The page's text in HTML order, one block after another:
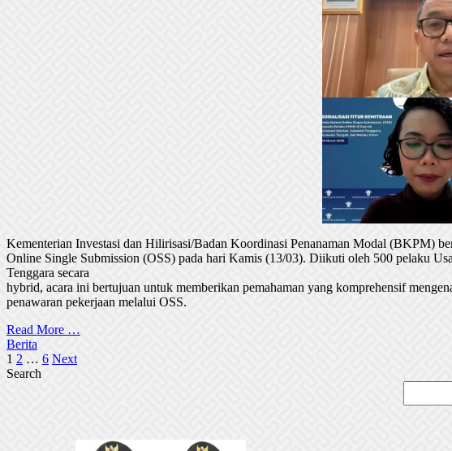
Kementerian Investasi dan Hilirisasi/Badan Koordinasi Penanaman Modal (BKPM)
Online Single Submission (OSS) pada hari Kamis (13/03). Diikuti oleh 500 pelaku
Tenggara secara
hybrid, acara ini bertujuan untuk memberikan pemahaman yang komprehensif
penawaran pekerjaan melalui OSS.
Read More …
Berita
Posts
pagination
1 2 … 6 Next
Search